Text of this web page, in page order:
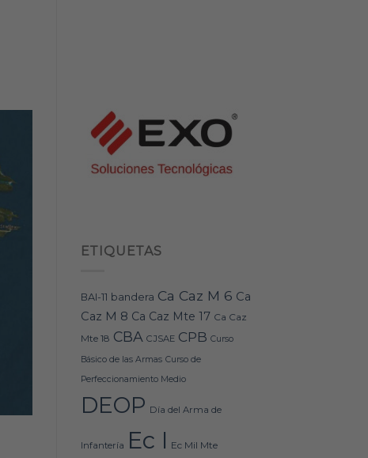
ETIQUETAS
BAI-11 bandera Ca Caz M 6 Ca
Caz M 8 Ca Caz Mte 17 Ca Caz
Mte 18 CBA CJSAE CPB Curso
Básico de las Armas Curso de
Perfeccionamiento Medio
DEOP Día del Arma de
Infantería Ec I Ec Mil Mte